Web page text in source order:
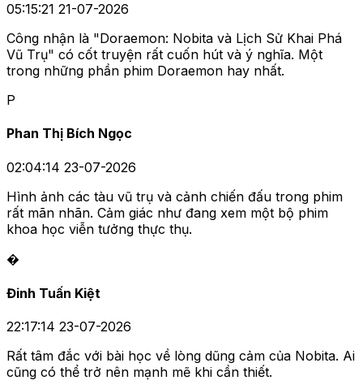
05:15:21 21-07-2026
Công nhận là "Doraemon: Nobita và Lịch Sử Khai Phá
Vũ Trụ" có cốt truyện rất cuốn hút và ý nghĩa. Một
trong những phần phim Doraemon hay nhất.
P
Phan Thị Bích Ngọc
02:04:14 23-07-2026
Hình ảnh các tàu vũ trụ và cảnh chiến đấu trong phim
rất mãn nhãn. Cảm giác như đang xem một bộ phim
khoa học viễn tưởng thực thụ.
�
Đinh Tuấn Kiệt
22:17:14 23-07-2026
Rất tâm đắc với bài học về lòng dũng cảm của Nobita. Ai
cũng có thể trở nên mạnh mẽ khi cần thiết.